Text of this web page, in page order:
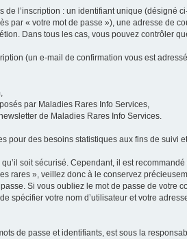
l’inscription : un identifiant unique (désigné
par « votre mot de passe »), une adresse de
Dans tous les cas, vous pouvez contrôler
(un e-mail de confirmation vous est
par Maladies Rares Info Services,
de Maladies Rares Info Services.
pour des besoins statistiques aux fins de suivi
soit sécurisé. Cependant, il est
rares », veillez donc à le conservez
Si vous oubliez le mot de passe de votre
spécifier votre nom d’utilisateur et votre
de passe et identifiants, est sous la